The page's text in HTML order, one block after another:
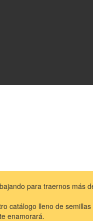
para traernos más
catálogo lleno de semillas
enamorará.